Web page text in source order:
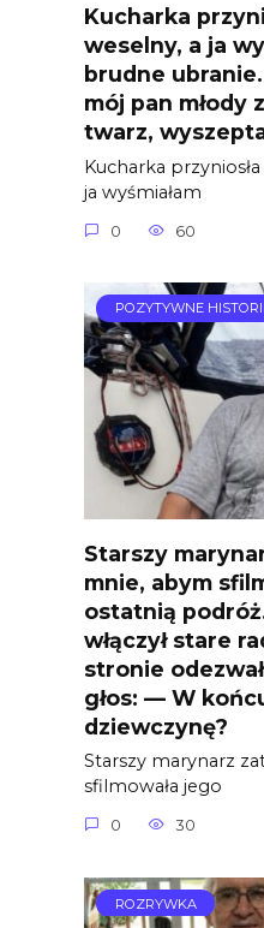
Kucharka
weselny, a ja
brudne
mój pan młody
twarz,
Kucharka
ja wyśmiałam
0 60
POZYTYWNE
Starszy
mnie, abym
ostatnią
włączył stare
stronie
głos: — W
dziewczynę?
Starszy marynarz
sfilmowała jego
0 30
ROZRYWKA